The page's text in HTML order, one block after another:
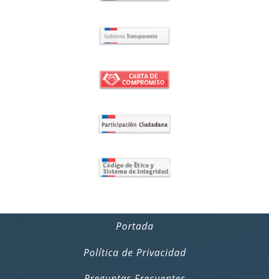
Portada
Política de Privacidad